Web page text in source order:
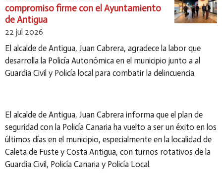
compromiso firme con el Ayuntamiento
de Antigua
22 jul 2026
El alcalde de Antigua, Juan Cabrera, agradece la labor que
desarrolla la Policía Autonómica en el municipio junto a al
Guardia Civil y Policía local para combatir la delincuencia.
El alcalde de Antigua, Juan Cabrera informa que el plan de
seguridad con la Policía Canaria ha vuelto a ser un éxito en los
últimos días en el municipio, especialmente en la localidad de
Caleta de Fuste y Costa Antigua, con turnos rotativos de la
Guardia Civil, Policía Canaria y Policía Local.